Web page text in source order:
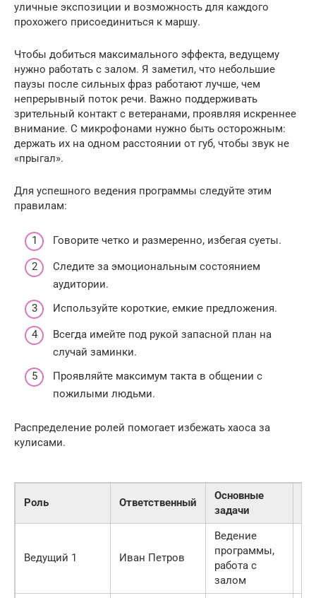
уличные экспозиции и возможность для каждого
прохожего присоединиться к маршу.
Чтобы добиться максимального эффекта, ведущему
нужно работать с залом. Я заметил, что небольшие
паузы после сильных фраз работают лучше, чем
непрерывный поток речи. Важно поддерживать
зрительный контакт с ветеранами, проявляя искреннее
внимание. С микрофонами нужно быть осторожным:
держать их на одном расстоянии от губ, чтобы звук не
«прыгал».
Для успешного ведения программы следуйте этим
правилам:
Говорите четко и размеренно, избегая суеты.
Следите за эмоциональным состоянием
аудитории.
Используйте короткие, емкие предложения.
Всегда имейте под рукой запасной план на
случай заминки.
Проявляйте максимум такта в общении с
пожилыми людьми.
Распределение ролей помогает избежать хаоса за
кулисами.
Роль Ответственный
Основные
задачи
Ведущий 1 Иван Петров
Ведение
программы,
работа с
залом